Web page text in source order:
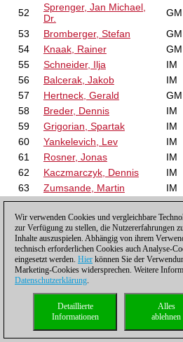
52
Sprenger, Jan Michael,
Dr.
GM
53
Bromberger, Stefan GM
54
Knaak, Rainer GM
55
Schneider, Ilja IM
56
Balcerak, Jakob IM
57
Hertneck, Gerald GM
58
Breder, Dennis IM
59
Grigorian, Spartak IM
60
Yankelevich, Lev IM
61
Rosner, Jonas IM
62
Kaczmarczyk, Dennis IM
63
Zumsande, Martin IM
64
Illner, Achim, Dr. IM
65
Schmaltz, Roland GM
66
Teske, Henrik GM
67
Rotstein, Arkadij GM
68
Zelbel, Patrick IM
69
Dann, Matthias
Koch, Thomas IM
Parvanyan, Ashot IM
Wir verwenden Cookies und vergleichbare
zur Verfügung zu stellen, die Nutzererfahrungen
Inhalte auszuspielen. Abhängig von ihrem
technisch erforderlichen Cookies auch Analyse-
eingesetzt werden. Hier können Sie der
Marketing-Cookies widersprechen. Weitere
Datenschutzerklärung.
Alles
ablehnen
Detaillierte
Informationen